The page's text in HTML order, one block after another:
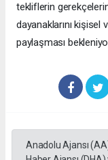
tekliflerin
dayanaklarını kişisel
paylaşması
Anadolu Ajansı